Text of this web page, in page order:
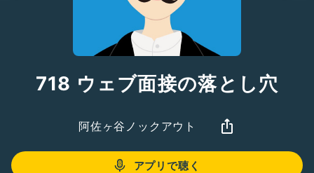
718 ウェブ面接の落とし穴
阿佐ヶ谷ノックアウト
アプリで聴く